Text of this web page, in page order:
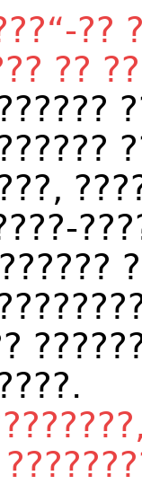
??
??